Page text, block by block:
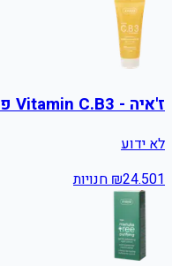
ז'איה - Vitamin C.B3 פילינג ויטמינים 100 מ"ל
לא ידוע
₪24.501 חנויות